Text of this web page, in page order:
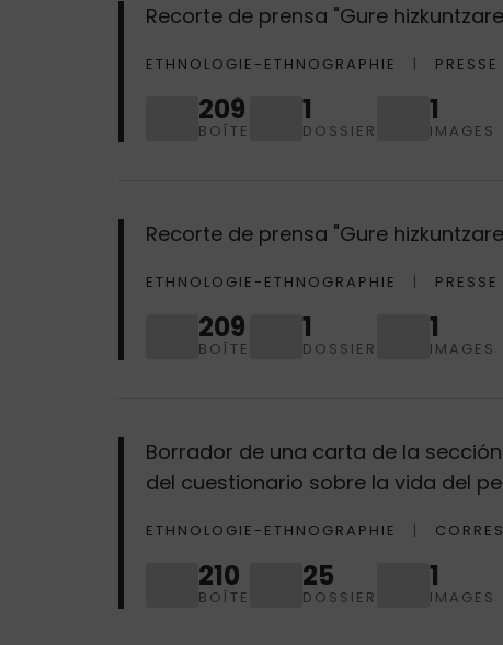
Recorte de prensa "Gure
ETHNOLOGIE-ETHNOGRAPHIE PRESSE
209
BOÎTE
1
DOSSIER
1
IMAGES
Recorte de prensa "Gure
ETHNOLOGIE-ETHNOGRAPHIE PRESSE
209
BOÎTE
1
DOSSIER
1
IMAGES
Borrador de una carta de la
del cuestionario sobre la vida del
ETHNOLOGIE-ETHNOGRAPHIE
210
BOÎTE
25
DOSSIER
1
IMAGES